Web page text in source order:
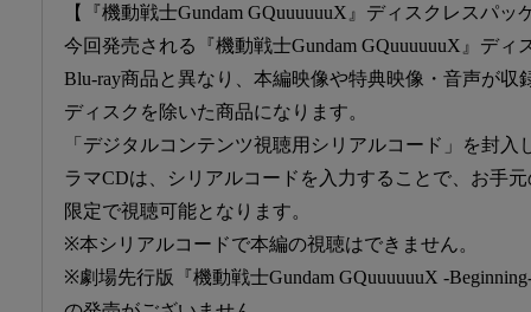
【『機動戦士Gundam GQuuuuuuX』ディスクレスパッ
今回発売される『機動戦士Gundam GQuuuuuuX』デ
Blu-ray商品と異なり、本編映像や特典映像・音声が収
ディスクを除いた商品になります。
「デジタルコンテンツ視聴用シリアルコード」を封
ラマCDは、シリアルコードを入力することで、お手
限定で視聴可能となります。
※本シリアルコードで本編の視聴はできません。
※劇場先行版『機動戦士Gundam GQuuuuuuX -